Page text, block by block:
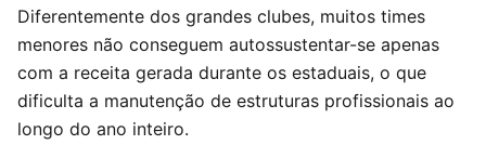
Diferentemente dos grandes clubes, muitos times
menores não conseguem autossustentar-se apenas
com a receita gerada durante os estaduais, o que
dificulta a manutenção de estruturas profissionais ao
longo do ano inteiro.